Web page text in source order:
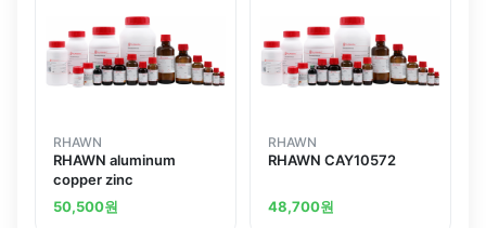
RHAWN
RHAWN aluminum
copper zinc
50,500원
RHAWN
RHAWN CAY10572
48,700원